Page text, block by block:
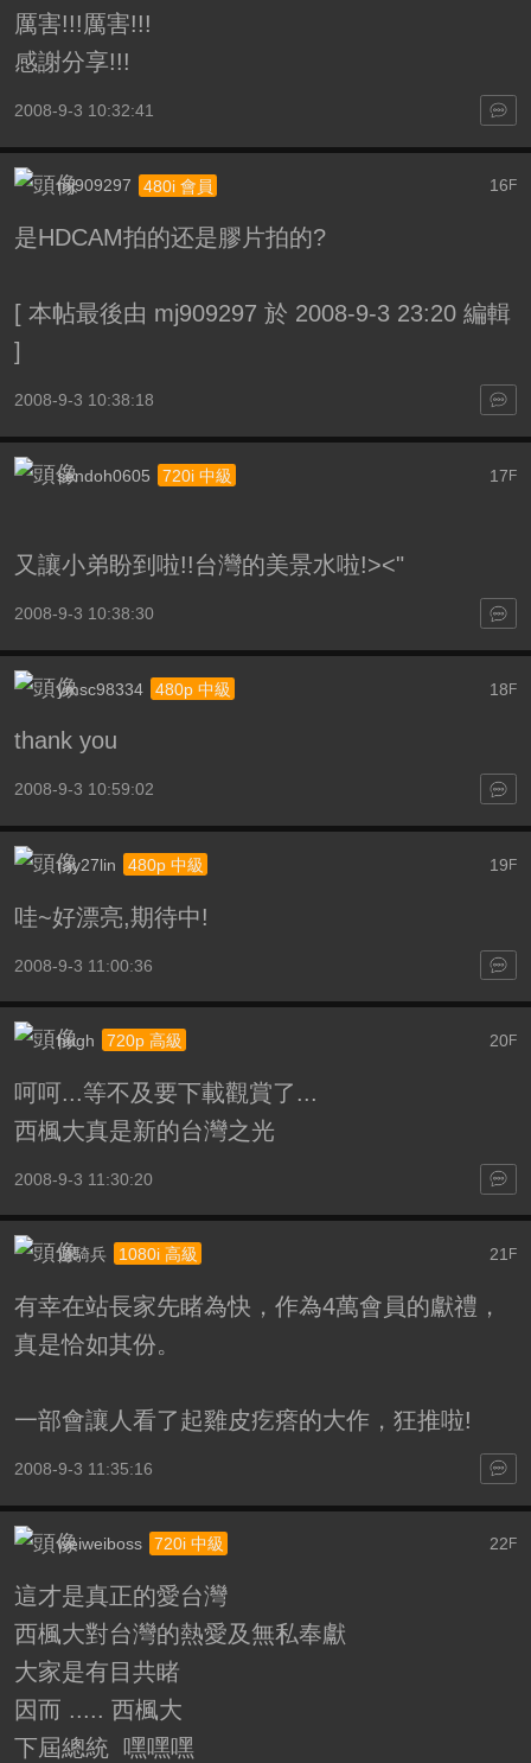
厲害!!!厲害!!!
感謝分享!!!
2008-9-3 10:32:41
16 F
mj909297 480i 會員
是HDCAM拍的还是膠片拍的?
[本帖最後由 mj909297 於 2008-9-3 23:20 編輯
]
2008-9-3 10:38:18
17F
sendoh0605 720i 中級
又讓小弟盼到啦!!台灣的美景水啦!><"
2008-9-3 10:38:30
18F
ymsc98334 480p 中級
thank you
2008-9-3 10:59:02
19F
ray27lin 480p 中級
哇~好漂亮,期待中!
2008-9-3 11:00:36
20F
hugh 720p 高級
呵呵...等不及要下載觀賞了...
西楓大真是新的台灣之光
2008-9-3 11:30:20
21 F
遊騎兵 1080i 高級
有幸在站長家先睹為快，作為4萬會員的獻禮，
真是恰如其份。
一部會讓人看了起雞皮疙瘩的大作，狂推啦!
2008-9-3 11:35:16
22 F
weiweiboss 720i 中級
這才是真正的愛台灣
西楓大對台灣的熱愛及無私奉獻
大家是有目共睹
因而 ..... 西楓大
下屆總統 嘿嘿嘿